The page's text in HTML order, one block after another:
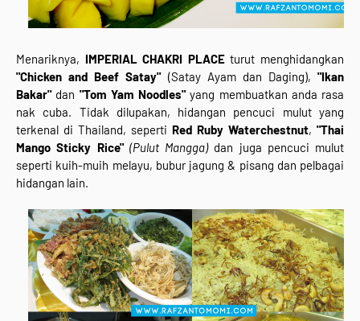
Menariknya, IMPERIAL CHAKRI PLACEturut menghidangkan
"Chicken and Beef Satay"(Satay Ayam dan Daging), "Ikan
Bakar"dan "Tom Yam Noodles"yang membuatkan anda rasa
nak cuba. Tidak dilupakan, hidangan pencuci mulut yang
terkenal di Thailand, seperti Red Ruby Waterchestnut, "Thai
Mango Sticky Rice" (Pulut Mangga)dan juga pencuci mulut
seperti kuih-muih melayu, bubur jagung & pisang dan pelbagai
hidangan lain.